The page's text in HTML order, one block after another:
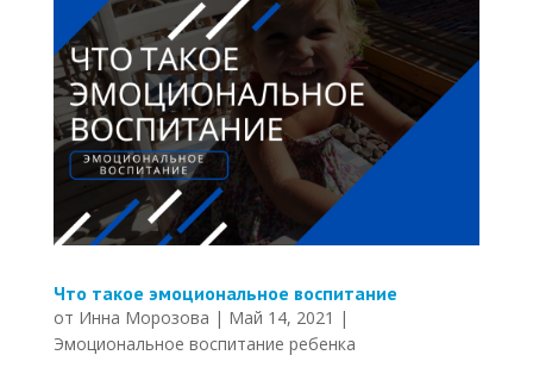
Что такое эмоциональное воспитание
от Инна Морозова | Май 14, 2021 |
Эмоциональное воспитание ребенка